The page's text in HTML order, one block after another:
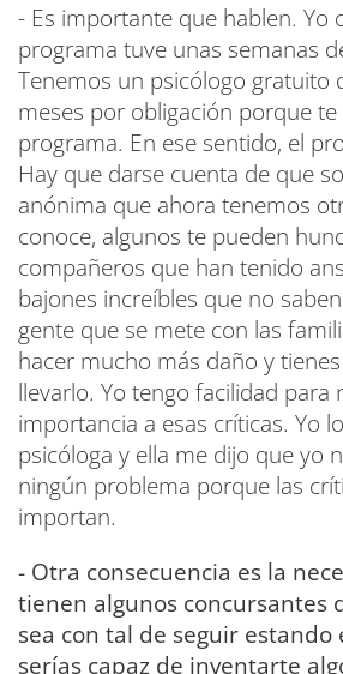
- Es importante que hablen. Yo
programa tuve unas semanas
Tenemos un psicólogo gratuito
meses por obligación porque te
programa. En ese sentido, el
Hay que darse cuenta de que
anónima que ahora tenemos
conoce, algunos te pueden
compañeros que han tenido
bajones increíbles que no
gente que se mete con las
hacer mucho más daño y
llevarlo. Yo tengo facilidad para
importancia a esas críticas. Yo
psicóloga y ella me dijo que yo
ningún problema porque las
importan.
- Otra consecuencia es la
tienen algunos concursantes
sea con tal de seguir estando
serías capaz de inventarte